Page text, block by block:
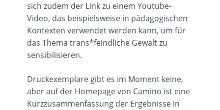
sich zudem der Link zu einem Youtube-
Video, das beispielsweise in pädagogischen
Kontexten verwendet werden kann, um für
das Thema trans*feindliche Gewalt zu
sensibilisieren.
Druckexemplare gibt es im Moment keine,
aber auf der Homepage von Camino ist eine
Kurzzusammenfassung der Ergebnisse in